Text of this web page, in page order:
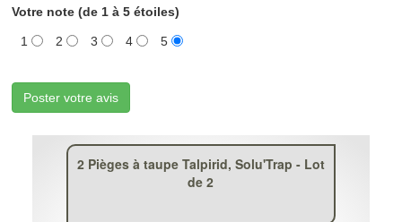
Votre note (de 1 à 5 étoiles)
1 2 3 4 5
Poster votre avis
2 Pièges à taupe Talpirid, Solu'Trap - Lot
de 2